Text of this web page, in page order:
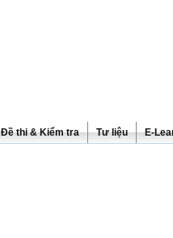
Đề thi & Kiểm tra Tư liệu E-